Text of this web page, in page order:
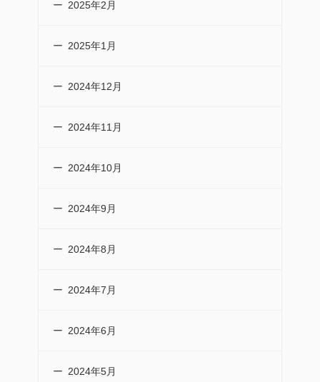
2025年2月
2025年1月
2024年12月
2024年11月
2024年10月
2024年9月
2024年8月
2024年7月
2024年6月
2024年5月